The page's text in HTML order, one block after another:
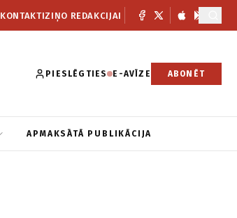
KONTAKTIZIŅO REDAKCIJAI
PIESLĒGTIES E-AVĪZE ABONĒT
APMAKSĀTĀ PUBLIKĀCIJA